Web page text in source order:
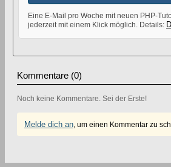
Eine E-Mail pro Woche mit neuen PHP-
jederzeit mit einem Klick möglich. Details:
Kommentare (0)
Noch keine Kommentare. Sei der Erste!
Melde dich an, um einen Kommentar zu